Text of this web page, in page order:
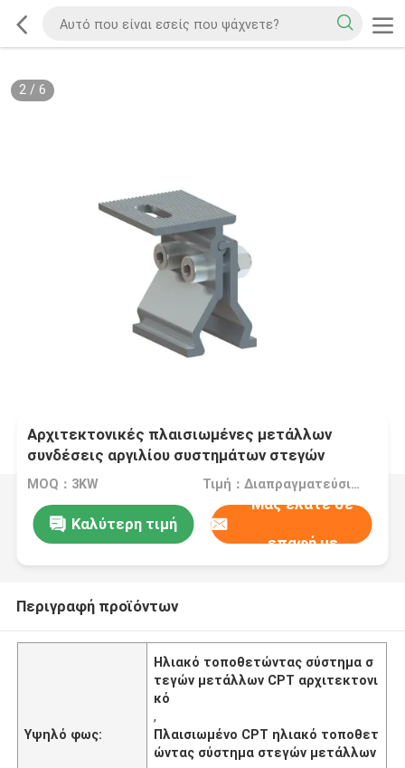
2/ 6
Αρχιτεκτονικές πλαισιωμένες μετάλλων
συνδέσεις αργιλίου συστημάτων στεγών
ηλιακές τοποθετώντας
MOQ：3KW Τιμή：Διαπραγματεύσιμα
Καλύτερη τιμή
Μας ελάτε σε
επαφή με
Περιγραφή προϊόντων
Υψηλό φως:
Ηλιακό τοποθετώντας σύστημα σ
τεγών μετάλλων CPT αρχιτεκτονι
κό
,
Πλαισιωμένο CPT ηλιακό τοποθετ
ώντας σύστημα στεγών μετάλλων